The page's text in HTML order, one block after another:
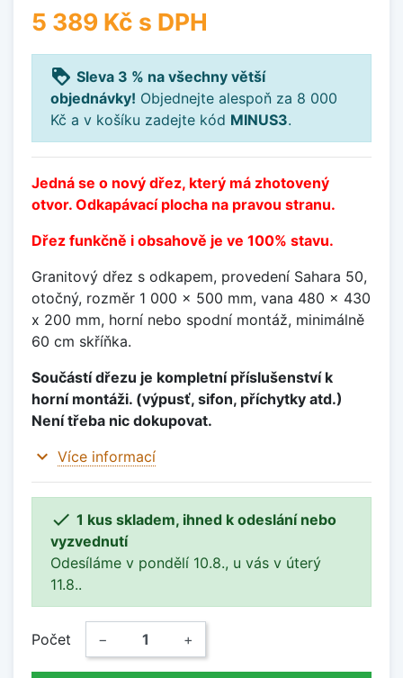
5 389 Kč s DPH
loyalty Sleva 3 % na všechny větší
objednávky! Objednejte alespoň za 8 000
Kč a v košíku zadejte kód MINUS3.
Jedná se o nový dřez, který má zhotovený
otvor. Odkapávací plocha na pravou stranu.
Dřez funkčně i obsahově je ve 100% stavu.
Granitový dřez s odkapem, provedení Sahara 50,
otočný, rozměr 1 000 x 500 mm, vana 480 x 430
x 200 mm, horní nebo spodní montáž, minimálně
60 cm skříňka.
Součástí dřezu je kompletní příslušenství k
horní montáži. (výpusť, sifon, příchytky atd.)
Není třeba nic dokupovat.
expand_more Více informací
 1 kus skladem, ihned k odeslání nebo
vyzvednutí
Odesíláme v pondělí 10.8., u vás v úterý
11.8..
Počet − +